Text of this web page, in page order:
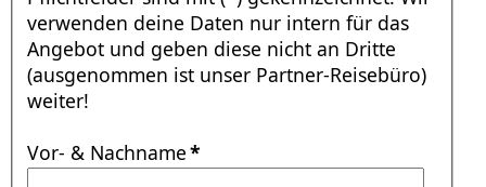
verwenden deine Daten nur intern für das
Angebot und geben diese nicht an Dritte
(ausgenommen ist unser Partner-Reisebüro)
weiter!
Vor- & Nachname*